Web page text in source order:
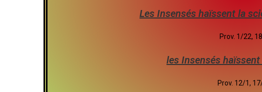
Les Insensés haïssent la
Prov. 1/22,
les Insensés
Prov. 12/1,